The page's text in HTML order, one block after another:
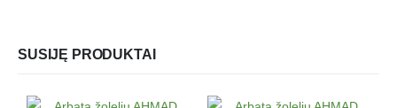
SUSIJĘ PRODUKTAI